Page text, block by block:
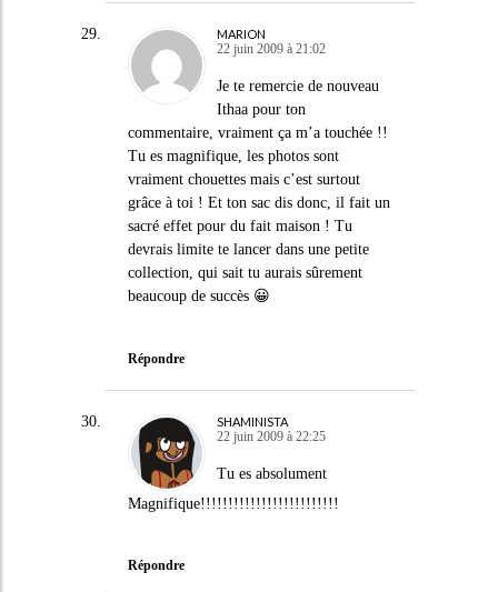
MARION
22 juin 2009 à 21:02
Je te remercie de nouveau
Ithaa pour ton
commentaire, vraiment ça m’a touchée !!
Tu es magnifique, les photos sont
vraiment chouettes mais c’est surtout
grâce à toi ! Et ton sac dis donc, il fait un
sacré effet pour du fait maison ! Tu
devrais limite te lancer dans une petite
collection, qui sait tu aurais sûrement
beaucoup de succès 😀
Répondre
SHAMINISTA
22 juin 2009 à 22:25
Tu es absolument
Magnifique!!!!!!!!!!!!!!!!!!!!!!!!!
Répondre